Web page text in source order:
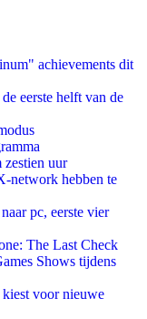
achievements dit
eerste helft van de
uur
network hebben te
pc, eerste vier
The Last Check
Shows tijdens
voor nieuwe